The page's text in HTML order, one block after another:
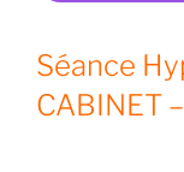
Séance
CABINET